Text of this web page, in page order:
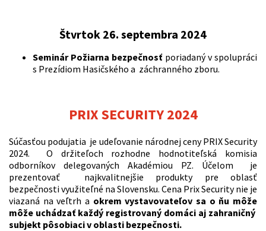
Štvrtok 26. septembra 2024
Seminár Požiarna bezpečnosť poriadaný v spolupráci
s Prezídiom Hasičského a záchranného zboru.
PRIX SECURITY 2024
Súčasťou podujatia je udeľovanie národnej ceny PRIX Security
2024. O držiteľoch rozhodne hodnotiteľská komisia
odborníkov delegovaných Akadémiou PZ. Účelom je
prezentovať najkvalitnejšie produkty pre oblasť
bezpečnosti využiteľné na Slovensku. Cena Prix Security nie je
viazaná na veľtrh a okrem vystavovateľov sa o ňu môže
môže uchádzať každý registrovaný domáci aj zahraničný
subjekt pôsobiaci v oblasti bezpečnosti.